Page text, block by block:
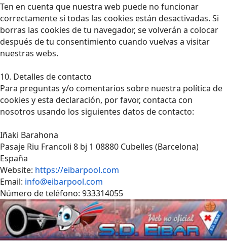
Ten en cuenta que nuestra web puede no funcionar
correctamente si todas las cookies están desactivadas. Si
borras las cookies de tu navegador, se volverán a colocar
después de tu consentimiento cuando vuelvas a visitar
nuestras webs.
10. Detalles de contacto
Para preguntas y/o comentarios sobre nuestra política de
cookies y esta declaración, por favor, contacta con
nosotros usando los siguientes datos de contacto:
Iñaki Barahona
Pasaje Riu Francoli 8 bj 1 08880 Cubelles (Barcelona)
España
Website: https://eibarpool.com
Email: info@eibarpool.com
Número de teléfono: 933314055